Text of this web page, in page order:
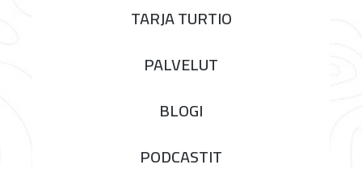
TARJA TURTIO
PALVELUT
BLOGI
PODCASTIT